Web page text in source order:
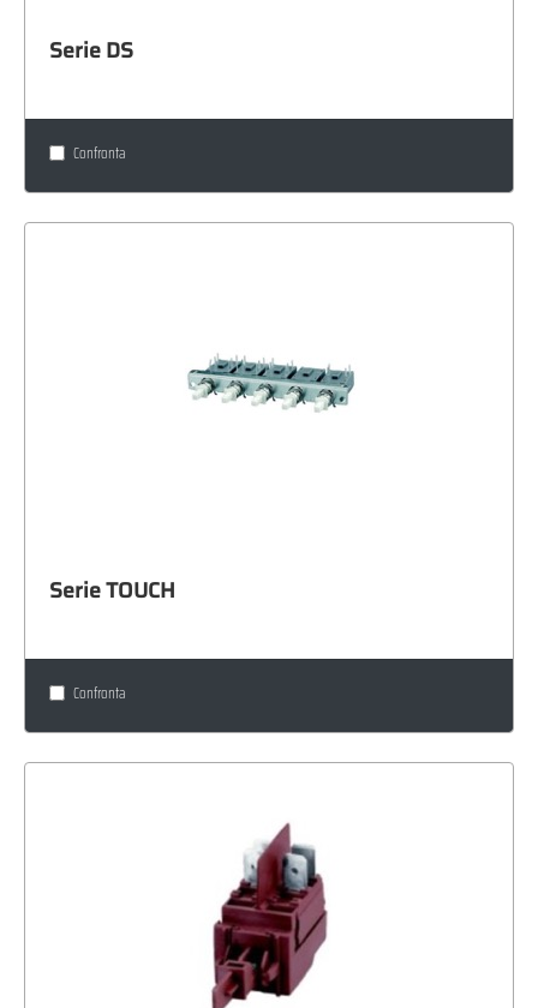
Serie DS
Confronta
Serie TOUCH
Confronta